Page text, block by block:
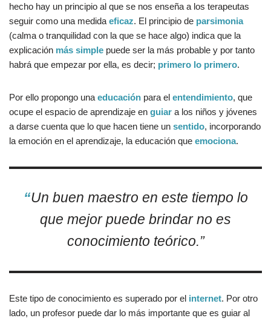
hecho hay un principio al que se nos enseña a los terapeutas
seguir como una medida eficaz. El principio de parsimonia
(calma o tranquilidad con la que se hace algo) indica que la
explicación más simple puede ser la más probable y por tanto
habrá que empezar por ella, es decir; primero lo primero.
Por ello propongo una educación para el entendimiento, que
ocupe el espacio de aprendizaje en guiar a los niños y jóvenes
a darse cuenta que lo que hacen tiene un sentido, incorporando
la emoción en el aprendizaje, la educación que emociona.
“Un buen maestro en este tiempo lo
que mejor puede brindar no es
conocimiento teórico.”
Este tipo de conocimiento es superado por el internet. Por otro
lado, un profesor puede dar lo más importante que es guiar al